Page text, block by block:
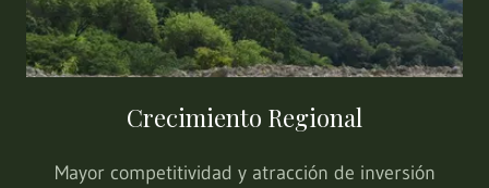
Crecimiento Regional
Mayor competitividad y atracción de inversión